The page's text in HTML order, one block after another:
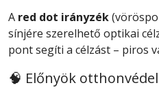
A red dot irányzék
sínjére szerelhető optikai
pont segíti a célzást – piros
🧠 Előnyök